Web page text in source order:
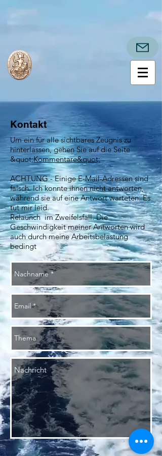
Kontakt
Um ein für alle sichtbares Zeugnis zu
hinterlassen, gehen Sie auf die Seite
&quot;Kommentare&quot;
ACHTUNG - Einige E-Mail-Adressen sind
falsch. Ich konnte ihnen nicht antworten,
während sie auf eine Antwort warteten. Es
tut mir leid.
Relaunch im Zweifelsfall. Die
Geschwindigkeit meiner Antworten wird
auch durch meine Arbeitsbelastung
bedingt